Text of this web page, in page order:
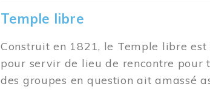
Temple libre
Construit en 1821, le Temple libre
pour servir de lieu de rencontre pour
des groupes en question ait amassé